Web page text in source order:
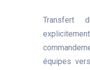
Transfert
équipes